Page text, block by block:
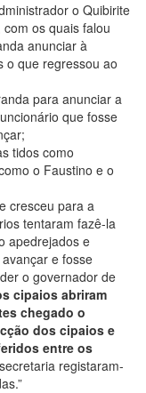
o Quibirite
os quais falou
anunciar à
o que regressou ao
para anunciar a
que fosse
tidos como
o Faustino e o
cresceu para a
tentaram fazê-la
apedrejados e
e fosse
o governador de
cipaios abriram
chegado o
dos cipaios e
entre os
registaram-